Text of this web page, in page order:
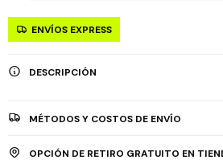
ENVÍOS EXPRESS
DESCRIPCIÓN
MÉTODOS Y COSTOS DE ENVÍO
OPCIÓN DE RETIRO GRATUITO EN